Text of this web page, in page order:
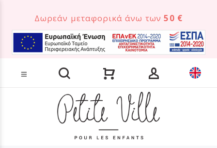
Δωρεάν μεταφορικά άνω των50 €